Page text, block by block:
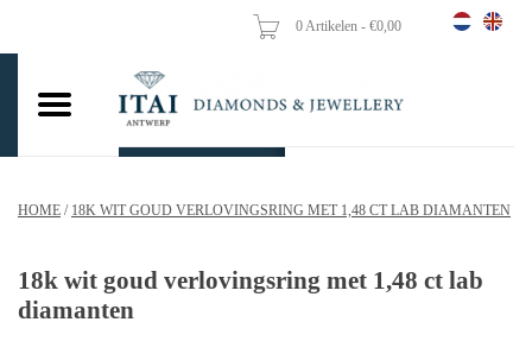
0 Artikelen - €0,00
Trouwringen
Kettingen
HOME / 18K WIT GOUD VERLOVINGSRING MET 1,48 CT LAB DIAMANTEN
18k wit goud verlovingsring met 1,48 ct lab
diamanten